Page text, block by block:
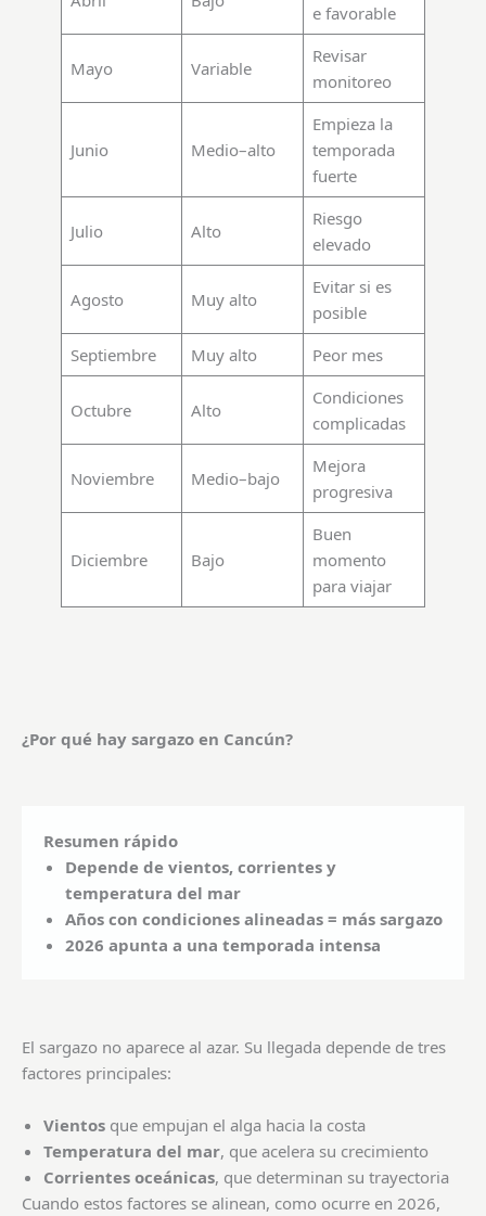
e favorable
Mayo Variable
Revisar
monitoreo
Junio Medio–alto
Empieza la
temporada
fuerte
Julio Alto
Riesgo
elevado
Agosto Muy alto
Evitar si es
posible
Septiembre
Muy alto Peor mes
Octubre Alto
Condiciones
complicadas
Noviembre Medio–bajo
Mejora
progresiva
Diciembre Bajo
Buen
momento
para viajar
¿Por qué hay sargazo en Cancún?
Resumen rápido
Depende de vientos, corrientes y
temperatura del mar
Años con condiciones alineadas = más sargazo
2026 apunta a una temporada intensa
El sargazo no aparece al azar. Su llegada depende de tres
factores principales:
Vientos que empujan el alga hacia la costa
Temperatura del mar, que acelera su crecimiento
Corrientes oceánicas, que determinan su trayectoria
Cuando estos factores se alinean, como ocurre en 2026,